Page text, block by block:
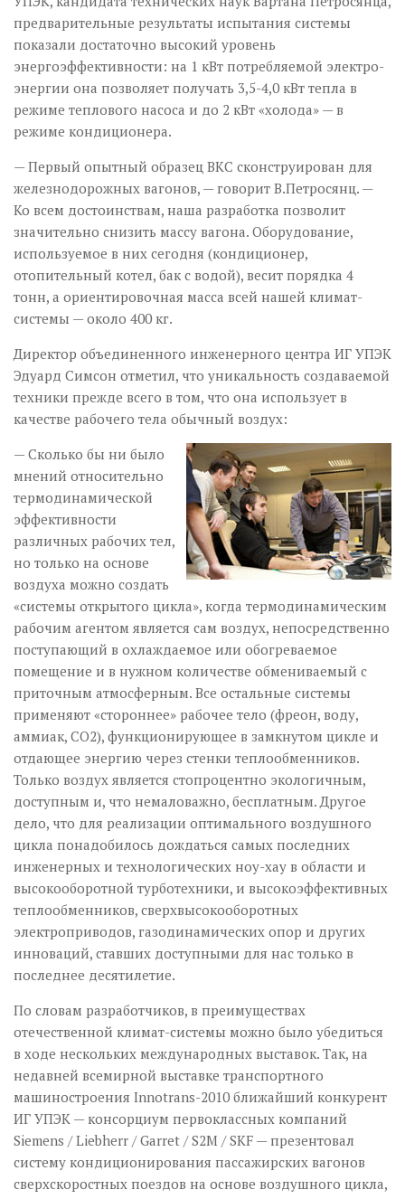
предварительные результаты испытания системы
показали достаточно высокий уровень
энергоэффективности: на 1 кВт потребляемой электро­
энергии она позволяет получать 3,5-4,0 кВт тепла в
режиме теплового насоса и до 2 кВт «холода» — в
режиме кондиционера.
— Первый опытный образец ВКС сконструирован для
железнодорожных вагонов, — говорит В.Петросянц. —
Ко всем достоинствам, наша разработка позволит
значительно снизить массу вагона. Оборудование,
используемое в них сегодня (кондиционер,
отопительный котел, бак с водой), весит порядка 4
тонн, а ориентировочная масса всей нашей климат-
системы — около 400 кг.
Директор объединенного инженерного центра ИГ УПЭК
Эдуард Симсон отметил, что уникальность создаваемой
техники прежде всего в том, что она использует в
качестве рабочего тела обычный воздух:
— Сколько бы ни было
мнений относительно
термодинамической
эффективности
различных рабочих тел,
но только на основе
воздуха можно создать
«системы открытого цикла», когда термодинамическим
рабочим агентом является сам воздух, непосредственно
поступающий в охлаждаемое или обогреваемое
помещение и в нужном количестве обмениваемый с
приточным атмо­сферным. Все остальные системы
применяют «стороннее» рабочее тело (фреон, воду,
аммиак, СО2), функционирующее в замкнутом цикле и
отдающее энергию через стенки теплообменников.
Только воздух является стопроцентно экологичным,
доступным и, что немаловажно, бесплатным. Другое
дело, что для реализации оптимального воздушного
цикла понадобилось дождаться самых последних
инженерных и технологических ноу-хау в области и
высокооборотной турботехники, и высокоэффективных
теплообменников, сверхвысокооборотных
электроприводов, газодинамических опор и других
инноваций, ставших доступными для нас только в
последнее десятилетие.
По словам разработчиков, в преимуществах
отечественной климат-системы можно было убедиться
в ходе нескольких международных выставок. Так, на
недавней всемирной выставке транспортного
машиностроения Innotrans-2010 ближайший конкурент
ИГ УПЭК — консорциум первоклассных компаний
Siemens / Liebherr / Garret / S2M / SKF — презентовал
систему кондиционирования пассажирских вагонов
сверхскоростных поездов на основе воздушного цикла,